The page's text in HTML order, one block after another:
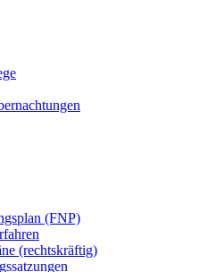
(FNP)
(rechtskräftig)